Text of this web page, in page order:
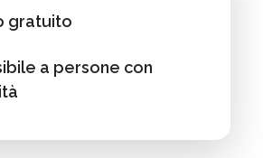
gratuito
a persone con